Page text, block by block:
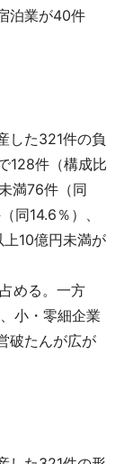
泊業が40件
した321件の負
128件（構成比
満76件（同
同14.6％）、
10億円未満が
める。一方
小・零細企業
破たんが広が